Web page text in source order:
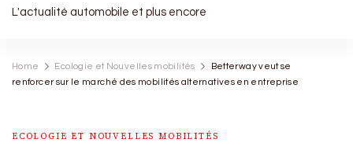
L'actualité automobile et plus encore
Home Ecologie et Nouvelles mobilités
Betterway veut se
renforcer sur le marché des mobilités alternatives en entreprise
ECOLOGIE ET NOUVELLES MOBILITÉS